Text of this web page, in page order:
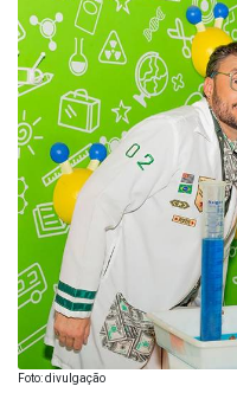
Foto: divulgação